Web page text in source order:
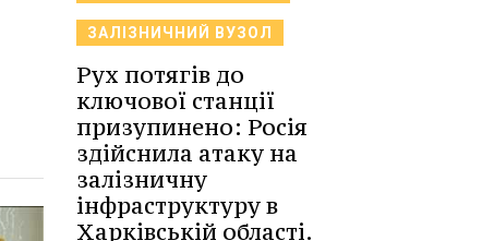
ЗАЛІЗНИЧНИЙ ВУЗОЛ
Рух потягів до
ключової станції
призупинено: Росія
здійснила атаку на
залізничну
інфраструктуру в
Харківській області.